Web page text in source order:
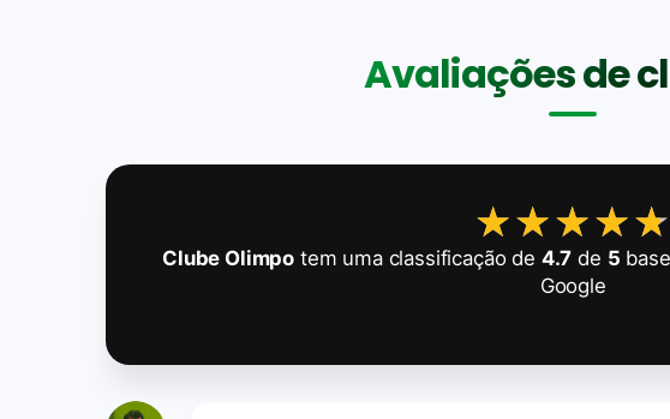
Avaliações de
★★★★★
★★★★★
Clube Olimpo tem uma classificação de 4.7 de 5
Google